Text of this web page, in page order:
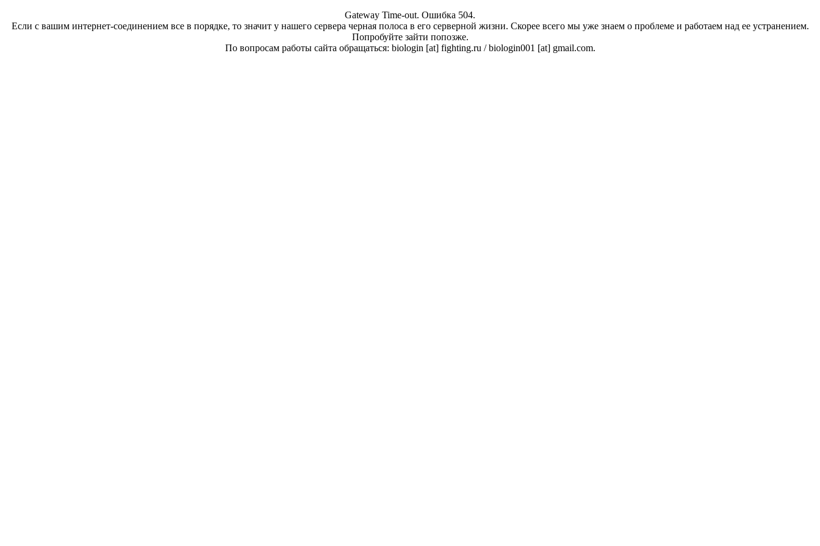
Gateway Time-out. Ошибка 504.
Если с вашим интернет-соединением все в порядке, то значит у нашего сервера черная полоса в его серверной жизни. Скорее всего мы уже знаем о проблеме и работаем над ее устранением.
Попробуйте зайти попозже.
По вопросам работы сайта обращаться: biologin [at] fighting.ru / biologin001 [at] gmail.com.